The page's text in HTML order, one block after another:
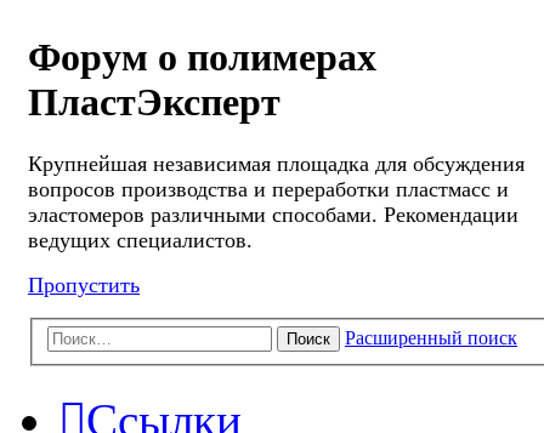
Форум о полимерах
ПластЭксперт
Крупнейшая независимая площадка для обсуждения
вопросов производства и переработки пластмасс и
эластомеров различными способами. Рекомендации
ведущих специалистов.
Пропустить
Поиск Расширенный поиск
Ссылки